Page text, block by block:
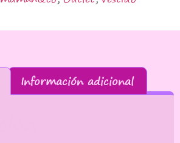
Información adicional